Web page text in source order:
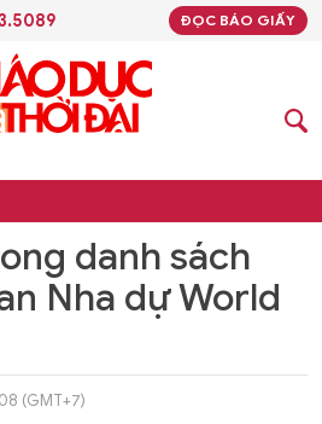
ĐỌC BÁO GIẤY
danh sách
Nha dự World
(GMT+7)